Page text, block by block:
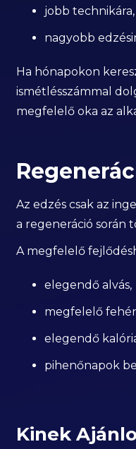
jobb technikára,
nagyobb
Ha hónapokon
ismétlésszámmal
megfelelő oka az
Az edzés csak az
a regeneráció során
A megfelelő
elegendő alvás,
megfelelő
elegendő
pihenőnapok
Kinek